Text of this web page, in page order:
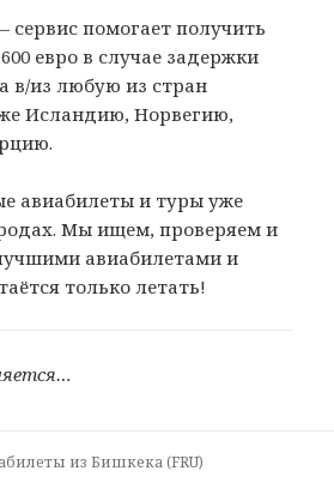
сервис помогает получить
евро в случае задержки
в/из любую из стран
Исландию, Норвегию,
авиабилеты и туры уже
Мы ищем, проверяем и
авиабилетами и
только летать!
из Бишкека (FRU)